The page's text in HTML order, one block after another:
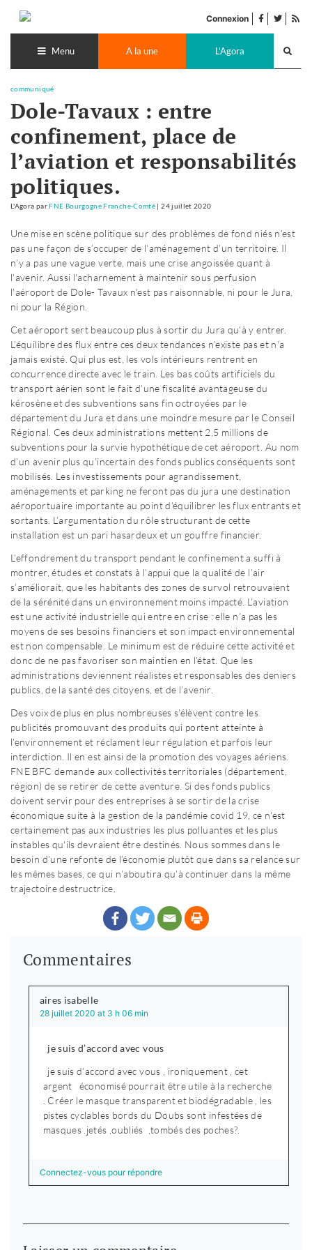
contenu
Connexion facebook
twitter
Menu A la une L'Agora
communiqué
Dole-Tavaux : entre
confinement, place de
l’aviation et responsabilités
politiques.
L'Agora parFNE Bourgogne Franche-Comté |24 juillet 2020
Une mise en scène politique sur des problèmes de fond niés n’est
pas une façon de s’occuper de l’aménagement d’un territoire. Il
n’y a pas une vague verte, mais une crise angoissée quant à
l’avenir. Aussi l'acharnement à maintenir sous perfusion
l'aéroport de Dole- Tavaux n'est pas raisonnable, ni pour le Jura,
ni pour la Région.
Cet aéroport sert beaucoup plus à sortir du Jura qu’à y entrer.
L’équilibre des flux entre ces deux tendances n’existe pas et n’a
jamais existé. Qui plus est, les vols intérieurs rentrent en
concurrence directe avec le train. Les bas coûts artificiels du
transport aérien sont le fait d’une fiscalité avantageuse du
kérosène et des subventions sans fin octroyées par le
département du Jura et dans une moindre mesure par le Conseil
Régional. Ces deux administrations mettent 2,5 millions de
subventions pour la survie hypothétique de cet aéroport. Au nom
d’un avenir plus qu’incertain des fonds publics conséquents sont
mobilisés. Les investissements pour agrandissement,
aménagements et parking ne feront pas du jura une destination
aéroportuaire importante au point d’équilibrer les flux entrants et
sortants. L’argumentation du rôle structurant de cette
installation est un pari hasardeux et un gouffre financier.
L’effondrement du transport pendant le confinement a suffi à
montrer, études et constats à l’appui que la qualité de l’air
s’améliorait, que les habitants des zones de survol retrouvaient
de la sérénité dans un environnement moins impacté. L’aviation
est une activité industrielle qui entre en crise : elle n’a pas les
moyens de ses besoins financiers et son impact environnemental
est non compensable. Le minimum est de réduire cette activité et
donc de ne pas favoriser son maintien en l’état. Que les
administrations deviennent réalistes et responsables des deniers
publics, de la santé des citoyens, et de l’avenir.
Des voix de plus en plus nombreuses s’élèvent contre les
publicités promouvant des produits qui portent atteinte à
l'environnement et réclament leur régulation et parfois leur
interdiction. Il en est ainsi de la promotion des voyages aériens.
FNE BFC demande aux collectivités territoriales (département,
région) de se retirer de cette aventure. Si des fonds publics
doivent servir pour des entreprises à se sortir de la crise
économique suite à la gestion de la pandémie covid 19, ce n'est
certainement pas aux industries les plus polluantes et les plus
instables qu'ils devraient être destinés. Nous sommes dans le
besoin d’une refonte de l’économie plutôt que dans sa relance sur
les mêmes bases, ce qui n’aboutira qu’à continuer dans la même
trajectoire destructrice.
Commentaires
aires isabelle
28 juillet 2020 at 3 h 06 min
je suis d’accord avec vous
je suis d’accord avec vous , ironiquement , cet
argent économisé pourrait être utile à la recherche
. Créer le masque transparent et biodégradable , les
pistes cyclables bords du Doubs sont infestées de
masques .jetés ,oubliés ,tombés des poches?.
Connectez-vous pour répondre